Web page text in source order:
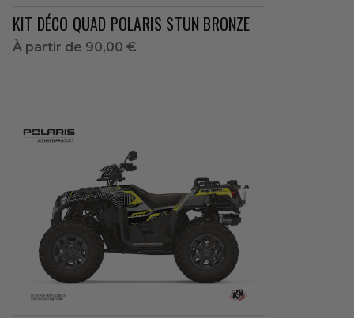
KIT DÉCO QUAD POLARIS STUN BRONZE
À partir de 90,00 €